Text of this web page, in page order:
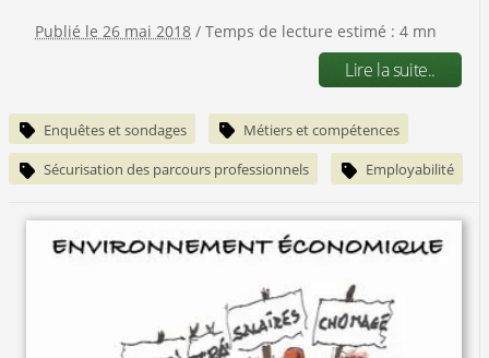
Publié le 26 mai 2018 / Temps de lecture estimé : 4 mn
Lire la suite..
Enquêtes et sondages Métiers et compétences
Sécurisation des parcours professionnels Employabilité